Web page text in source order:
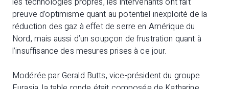
preuve d’optimisme quant au potentiel inexploité de la
réduction des gaz à effet de serre en Amérique du
Nord, mais aussi d’un soupçon de frustration quant à
l’insuffisance des mesures prises à ce jour.
Modérée par Gerald Butts, vice-président du groupe